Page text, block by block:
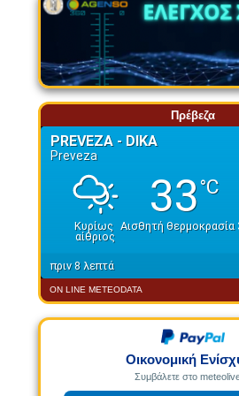
Πρέβεζα
ON LINE METEODATA
Οικονομική
Συμβάλετε στο